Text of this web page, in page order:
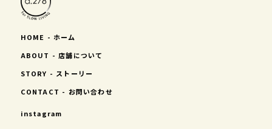
HOME - ホーム
ABOUT - 店舗について
STORY - ストーリー
CONTACT - お問い合わせ
instagram